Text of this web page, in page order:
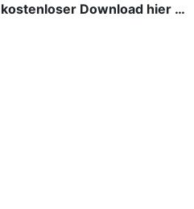
Download hier …